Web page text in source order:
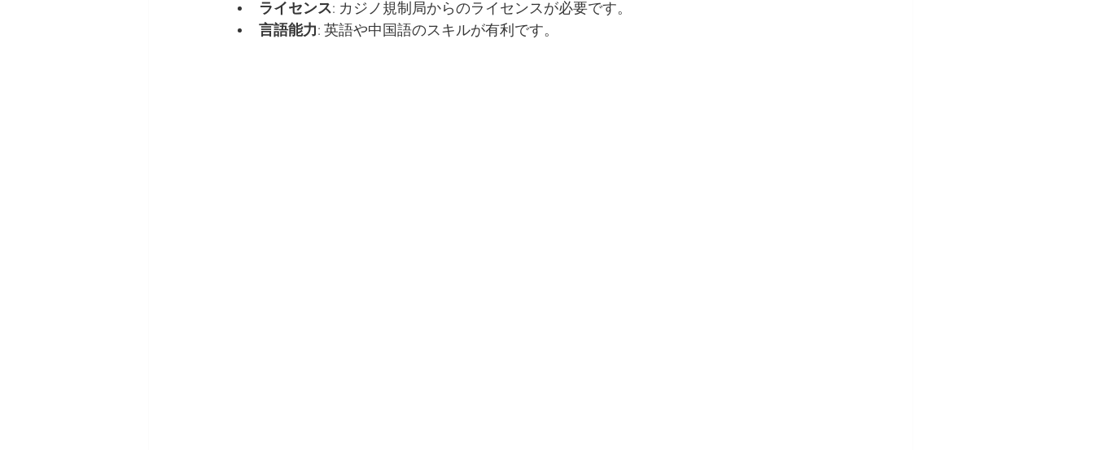
ライセンス: カジノ規制局からのライセンスが必要です。
言語能力: 英語や中国語のスキルが有利です。